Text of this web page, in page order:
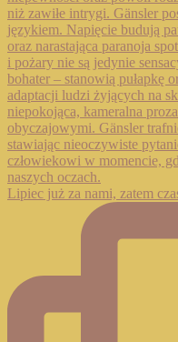
Lipiec już za nami, zatem